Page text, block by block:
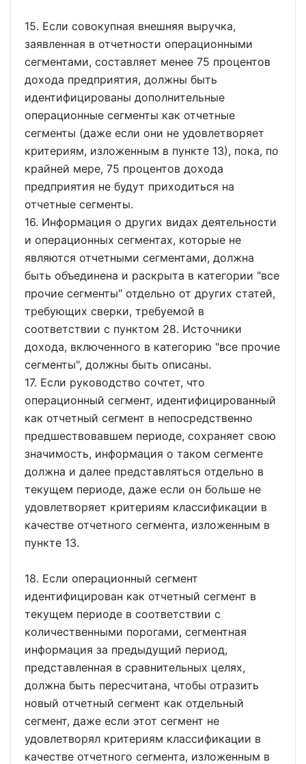
15. Если совокупная внешняя выручка,
заявленная в отчетности операционными
сегментами, составляет менее 75 процентов
дохода предприятия, должны быть
идентифицированы дополнительные
операционные сегменты как отчетные
сегменты (даже если они не удовлетворяет
критериям, изложенным в пункте 13), пока, по
крайней мере, 75 процентов дохода
предприятия не будут приходиться на
отчетные сегменты.
16. Информация о других видах деятельности
и операционных сегментах, которые не
являются отчетными сегментами, должна
быть объединена и раскрыта в категории "все
прочие сегменты" отдельно от других статей,
требующих сверки, требуемой в
соответствии с пунктом 28. Источники
дохода, включенного в категорию "все прочие
сегменты", должны быть описаны.
17. Если руководство сочтет, что
операционный сегмент, идентифицированный
как отчетный сегмент в непосредственно
предшествовавшем периоде, сохраняет свою
значимость, информация о таком сегменте
должна и далее представляться отдельно в
текущем периоде, даже если он больше не
удовлетворяет критериям классификации в
качестве отчетного сегмента, изложенным в
пункте 13.
18. Если операционный сегмент
идентифицирован как отчетный сегмент в
текущем периоде в соответствии с
количественными порогами, сегментная
информация за предыдущий период,
представленная в сравнительных целях,
должна быть пересчитана, чтобы отразить
новый отчетный сегмент как отдельный
сегмент, даже если этот сегмент не
удовлетворял критериям классификации в
качестве отчетного сегмента, изложенным в